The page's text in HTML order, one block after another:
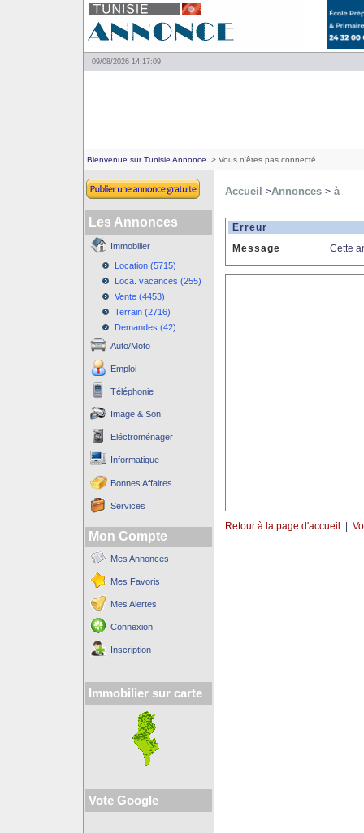
09/08/2026 14:17:09
Bienvenue sur Tunisie Annonce. > Vous n'êtes pas connecté.
Les Annonces
Immobilier
Location (5715)
Loca. vacances (255)
Vente (4453)
Terrain (2716)
Demandes (42)
Auto/Moto
Emploi
Téléphonie
Image & Son
Eléctroménager
Informatique
Bonnes Affaires
Services
Mon Compte
Mes Annonces
Mes Favoris
Mes Alertes
Connexion
Inscription
Immobilier sur carte
Vote Google
Accueil >Annonces >à
Erreur
Message
Cette
Retour à la page d'accueil